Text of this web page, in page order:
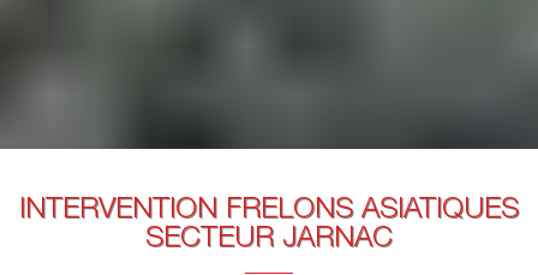
INTERVENTION FRELONS ASIATIQUES
SECTEUR JARNAC